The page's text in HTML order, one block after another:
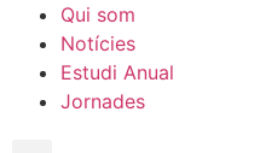
Qui som
Notícies
Estudi Anual
Jornades